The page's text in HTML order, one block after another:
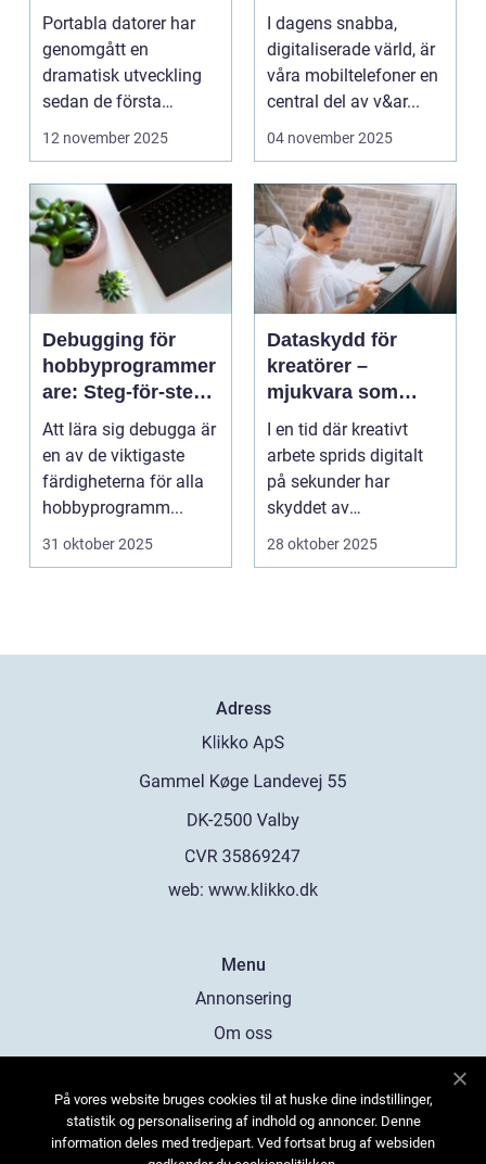
ingar
Portabla datorer har
genomgått en
dramatisk utveckling
sedan de första
bärbara model...
12 november 2025
gått sönder
I dagens snabba,
digitaliserade värld, är
våra mobiltelefoner en
central del av v&ar...
04 november 2025
Debugging för
hobbyprogrammer
are: Steg-för-steg-
metoder
Att lära sig debugga är
en av de viktigaste
färdigheterna för alla
hobbyprogramm...
31 oktober 2025
Dataskydd för
kreatörer –
mjukvara som
skyddar
intellektuellt
kapital
I en tid där kreativt
arbete sprids digitalt
på sekunder har
skyddet av
intellektuellt ka...
28 oktober 2025
Adress
web: www.klikko.dk
Menu
Annonsering
Om oss
Kontakta oss
Sitemap
På vores website bruges cookies til at huske dine indstillinger,
statistik og personalisering af indhold og annoncer. Denne
information deles med tredjepart. Ved fortsat brug af websiden